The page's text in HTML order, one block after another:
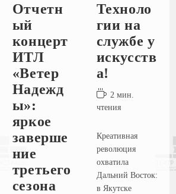
Отчетн
ый
концерт
ИТЛ
«Ветер
Надежд
ы»:
яркое
заверше
ние
третьего
сезона
Техноло
гии на
службе у
искусств
а!
2 мин.
чтения
Креативная
революция
охватила
Дальний Восток:
в Якутске